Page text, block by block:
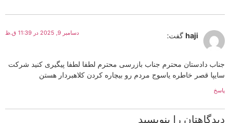
haji گفت: دسامبر 9, 2025 در 11:39 ق.ظ
جناب دادستان محترم جناب بازرسی محترم لطفا لطفا پیگیری کنید شرکت
سایپا قصر خاطره یاسوج مردم رو بیچاره کردن کلاهبردار هستن
پاسخ
دیدگاهتان را بنویسید